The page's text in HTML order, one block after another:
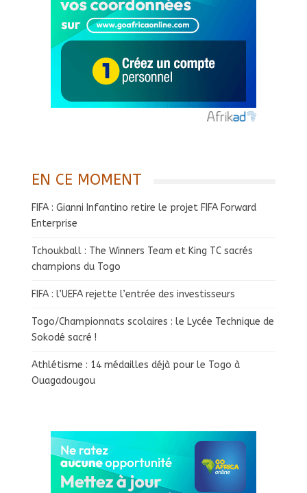
EN CE MOMENT
FIFA : Gianni Infantino retire le projet FIFA Forward
Enterprise
Tchoukball : The Winners Team et King TC sacrés
champions du Togo
FIFA : l’UEFA rejette l’entrée des investisseurs
Togo/Championnats scolaires : le Lycée Technique de
Sokodé sacré !
Athlétisme : 14 médailles déjà pour le Togo à
Ouagadougou